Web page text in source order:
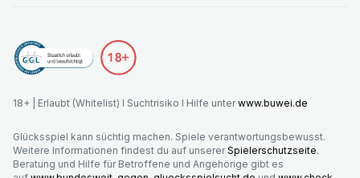
18+ | Erlaubt (Whitelist) I Suchtrisiko I Hilfe unterwww.buwei.de
Glücksspiel kann süchtig machen. Spiele verantwortungsbewusst.
Weitere Informationen findest du auf unsererSpielerschutzseite.
Beratung und Hilfe für Betroffene und Angehörige gibt es